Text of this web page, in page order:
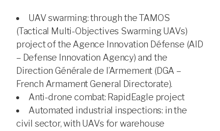
UAV swarming: through the TAMOS
(Tactical Multi-Objectives Swarming UAVs)
project of the Agence Innovation Défense (AID
– Defense Innovation Agency) and the
Direction Générale de l’Armement (DGA –
French Armament General Directorate).
Anti-drone combat: RapidEagle project
Automated industrial inspections: in the
civil sector, with UAVs for warehouse